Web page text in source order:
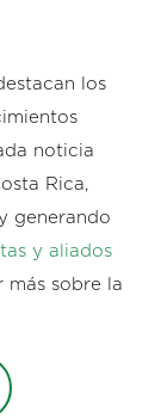
los
noticia
Rica,
generando
y aliados
más sobre la